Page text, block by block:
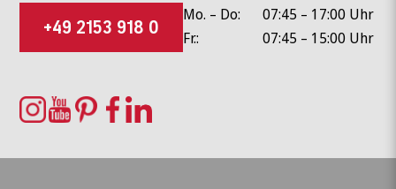
+49 2153 918 0
Mo. – Do:
07:45 – 17:00 Uhr
Fr.:
07:45 – 15:00 Uhr